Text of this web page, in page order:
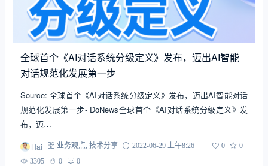
全球首个《AI对话系统分级定义》发布，迈出AI智能
对话规范化发展第一步
Source: 全球首个《AI对话系统分级定义》发布，迈出AI智能对话
规范化发展第一步- DoNews全球首个《AI对话系统分级定义》发
布，迈…
Hai 业务观点 技术分享 2022-06-29 上午8:26 0
0
3305
0 0